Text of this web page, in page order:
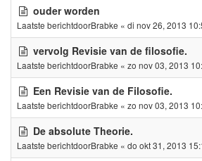
ouder worden
Laatste berichtdoorBrabke « di nov 26, 2013
vervolg Revisie van de filosofie.
Laatste berichtdoorBrabke « zo nov 03, 2013
Een Revisie van de Filosofie.
Laatste berichtdoorBrabke « zo nov 03, 2013
De absolute Theorie.
Laatste berichtdoorBrabke « do okt 31, 2013